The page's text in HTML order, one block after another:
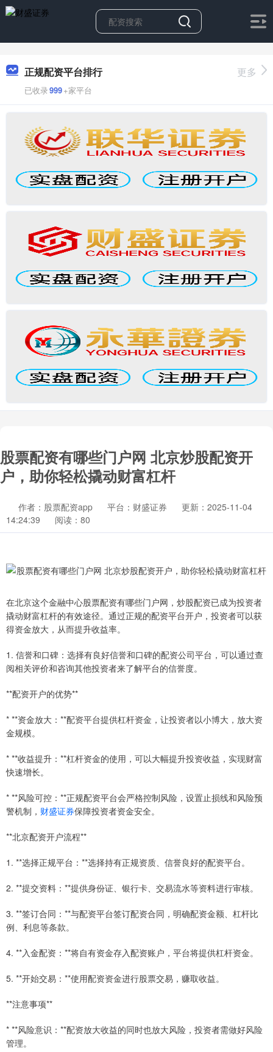
正规配资平台排行
已收录999+家平台
更多
股票配资有哪些门户网 北京炒股配资开
户，助你轻松撬动财富杠杆
作者：股票配资app 平台：财盛证券
更新：2025-11-04
14:24:39
阅读：80
在北京这个金融中心股票配资有哪些门户网，炒股配资已成为投资者
撬动财富杠杆的有效途径。通过正规的配资平台开户，投资者可以获
得资金放大，从而提升收益率。
1. 信誉和口碑：选择有良好信誉和口碑的配资公司平台，可以通过查
阅相关评价和咨询其他投资者来了解平台的信誉度。
**配资开户的优势**
* **资金放大：**配资平台提供杠杆资金，让投资者以小博大，放大资
金规模。
* **收益提升：**杠杆资金的使用，可以大幅提升投资收益，实现财富
快速增长。
* **风险可控：**正规配资平台会严格控制风险，设置止损线和风险预
警机制， 财盛证券保障投资者资金安全。
**北京配资开户流程**
1. **选择正规平台：**选择持有正规资质、信誉良好的配资平台。
2. **提交资料：**提供身份证、银行卡、交易流水等资料进行审核。
3. **签订合同：**与配资平台签订配资合同，明确配资金额、杠杆比
例、利息等条款。
4. **入金配资：**将自有资金存入配资账户，平台将提供杠杆资金。
5. **开始交易：**使用配资资金进行股票交易，赚取收益。
**注意事项**
* **风险意识：**配资放大收益的同时也放大风险，投资者需做好风险
管理。